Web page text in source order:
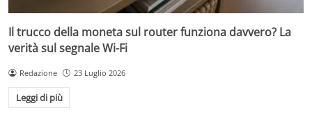
Il trucco della moneta sul router funziona davvero? La
verità sul segnale Wi-Fi
Redazione 23 Luglio 2026
Leggi di più